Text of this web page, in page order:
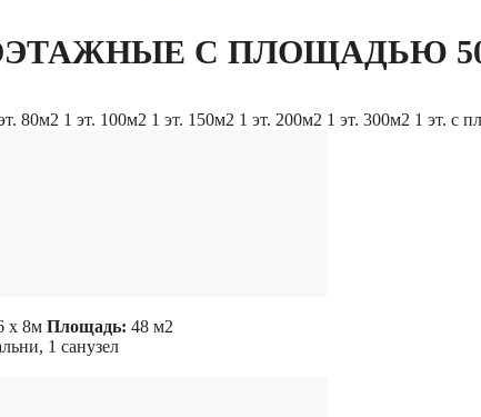
С ПЛОЩАДЬЮ
80м2 1 эт. 100м2 1 эт. 150м2 1 эт. 200м2 1 эт. 300м2 1 эт. с
х 8м Площадь: 48 м2
1 санузел